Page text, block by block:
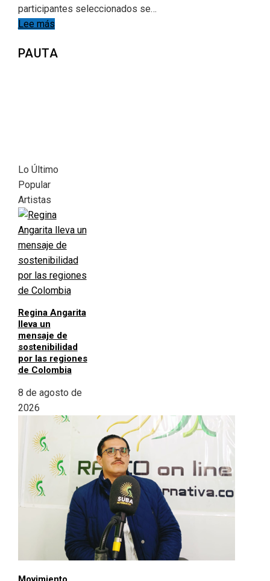
participantes seleccionados se…
Lee más
PAUTA
Lo Último
Popular
Artistas
Regina Angarita
lleva un
mensaje de
sostenibilidad
por las regiones
de Colombia
8 de agosto de
2026